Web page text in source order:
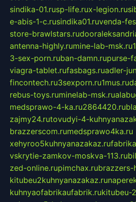
sindika-01.rusp-life.rux-legion.ru
e-abis-1-c.rusindika01.ruvenda-
store-brawlstars.ru
antenna-highly.rumine-lab-msk.ru
3-sex-porn.ruban-damn.rupurse-
viagra-tablet.rufasbags.ruadler-
fincontech.ru3sexporn.ru1mus.ru
rebus-toys.ruminelab-msk.ru
medsprawo-4-ka.ru2864420.ru
zajmy24.rutovudyi-4-
brazzerscom.rumedsprawo4ka.ru
xehyroo5kuhnyanazakaz.ru
vskrytie-zamkov-moskva-113.ru
zed-online.rupimchax.rubrazzers-
kitubeu2kuhnyanazakaz.ru
kuhnyaofabrikaufabrik.rukitubeu-